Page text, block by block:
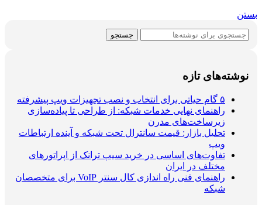
بستن
جستجو
نوشته‌های تازه
۵ گام حیاتی برای انتخاب و نصب تجهیزات ویپ پیشرفته
راهنمای نهایی خدمات شبکه: از طراحی تا پیاده‌سازی
زیرساخت‌های مدرن
تحلیل بازار: قیمت سانترال تحت شبکه و آینده ارتباطات
ویپ
تفاوت‌های اساسی در خرید سیپ ترانک از اپراتورهای
مختلف در ایران
راهنمای فنی راه اندازی کال سنتر VoIP برای متخصصان
شبکه